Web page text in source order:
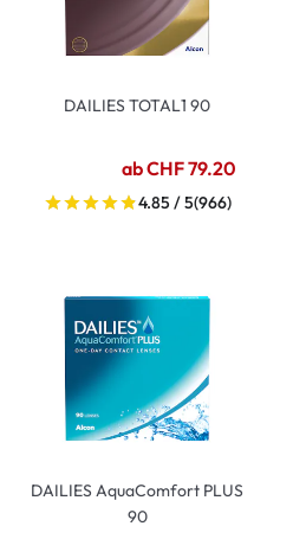
DAILIES TOTAL1 90
ab CHF 79.20
4.85 / 5(966)
DAILIES AquaComfort PLUS
90